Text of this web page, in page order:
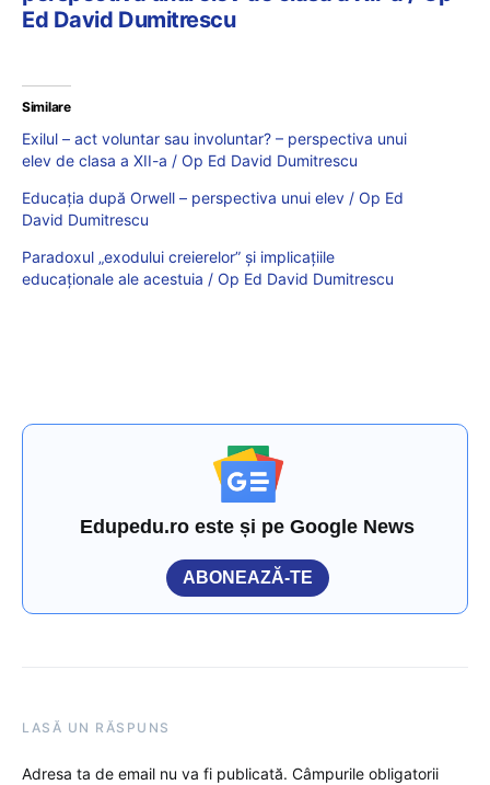
Ed David Dumitrescu
Similare
Exilul – act voluntar sau involuntar? – perspectiva unui
elev de clasa a XII-a / Op Ed David Dumitrescu
Educația după Orwell – perspectiva unui elev / Op Ed
David Dumitrescu
Paradoxul „exodului creierelor” și implicațiile
educaționale ale acestuia / Op Ed David Dumitrescu
Edupedu.ro este și pe Google News
ABONEAZĂ-TE
LASĂ UN RĂSPUNS
Adresa ta de email nu va fi publicată. Câmpurile obligatorii